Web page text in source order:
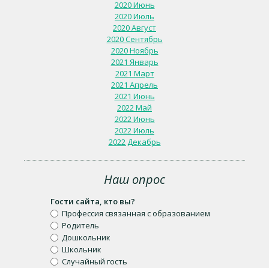
2020 Июнь
2020 Июль
2020 Август
2020 Сентябрь
2020 Ноябрь
2021 Январь
2021 Март
2021 Апрель
2021 Июнь
2022 Май
2022 Июнь
2022 Июль
2022 Декабрь
Наш опрос
Гости сайта, кто вы?
Профессия связанная с образованием
Родитель
Дошкольник
Школьник
Случайный гость